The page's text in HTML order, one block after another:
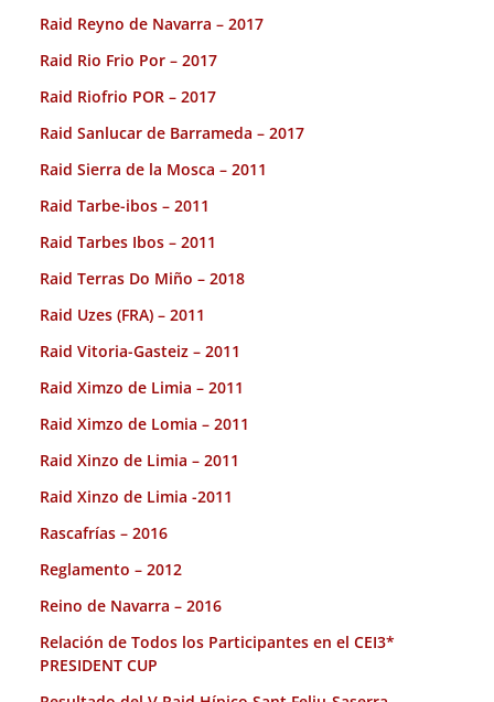
Raid Reyno de Navarra – 2017
Raid Rio Frio Por – 2017
Raid Riofrio POR – 2017
Raid Sanlucar de Barrameda – 2017
Raid Sierra de la Mosca – 2011
Raid Tarbe-ibos – 2011
Raid Tarbes Ibos – 2011
Raid Terras Do Miño – 2018
Raid Uzes (FRA) – 2011
Raid Vitoria-Gasteiz – 2011
Raid Ximzo de Limia – 2011
Raid Ximzo de Lomia – 2011
Raid Xinzo de Limia – 2011
Raid Xinzo de Limia -2011
Rascafrías – 2016
Reglamento – 2012
Reino de Navarra – 2016
Relación de Todos los Participantes en el CEI3*
PRESIDENT CUP